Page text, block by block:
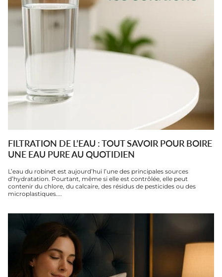
FILTRATION DE L’EAU : TOUT SAVOIR POUR BOIRE
UNE EAU PURE AU QUOTIDIEN
L’eau du robinet est aujourd’hui l’une des principales sources
d’hydratation. Pourtant, même si elle est contrôlée, elle peut
contenir du chlore, du calcaire, des résidus de pesticides ou des
microplastiques....